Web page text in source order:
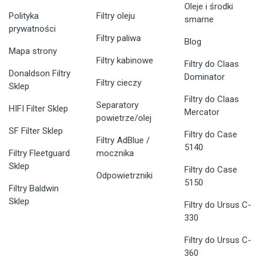
Polityka
prywatności
Mapa strony
Donaldson Filtry
Sklep
HIFI Filter Sklep
SF Filter Sklep
Filtry Fleetguard
Sklep
Filtry Baldwin
Sklep
Filtry oleju
Filtry paliwa
Filtry kabinowe
Filtry cieczy
Separatory
powietrze/olej
Filtry AdBlue /
mocznika
Odpowietrzniki
Oleje i środki
smarne
Blog
Filtry do Claas
Dominator
Filtry do Claas
Mercator
Filtry do Case
5140
Filtry do Case
5150
Filtry do Ursus C-
330
Filtry do Ursus C-
360